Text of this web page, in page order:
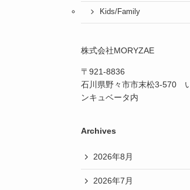
Kids/Family
株式会社MORYZAE
〒921-8836
石川県野々市市末松3-570
ンキュベータ内
Archives
2026年8月
2026年7月